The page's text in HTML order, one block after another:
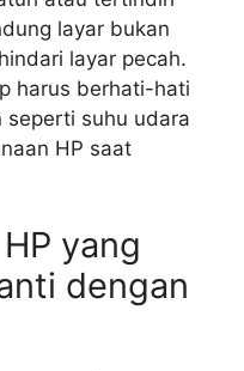
layar bukan
layar pecah.
harus berhati-hati
seperti suhu udara
HP saat
yang
dengan